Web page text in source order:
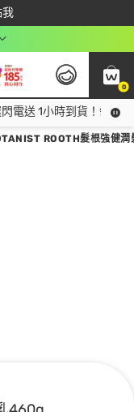
我
0
電送 1小時到貨！領神
ROOTH髮根強健